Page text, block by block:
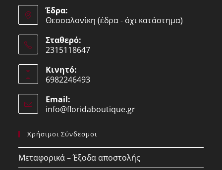
Έδρα:
Θεσσαλονίκη (έδρα - όχι κατάστημα)
Σταθερό:
2315118647
in
your
application
Κινητό:
6982246493
in
your
Email:
info@floridaboutique.grOpens
Χρήσιμοι Σύνδεσμοι
Μεταφορικά – Έξοδα αποστολής